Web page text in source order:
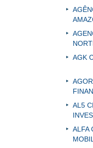
AGK
AL5
ALFA